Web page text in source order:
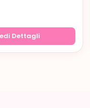
Dettagli